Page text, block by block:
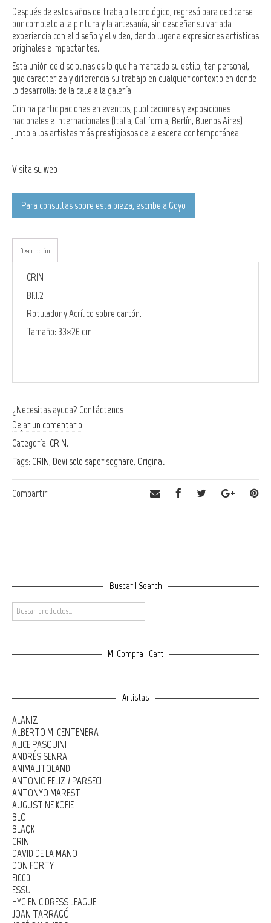
Después de estos años de trabajo tecnológico, regresó para dedicarse
por completo a la pintura y la artesanía, sin desdeñar su variada
experiencia con el diseño y el video, dando lugar a expresiones artísticas
originales e impactantes.
Esta unión de disciplinas es lo que ha marcado su estilo, tan personal,
que caracteriza y diferencia su trabajo en cualquier contexto en donde
lo desarrolla: de la calle a la galería.
Crin ha participaciones en eventos, publicaciones y exposiciones
nacionales e internacionales (Italia, California, Berlín, Buenos Aires)
junto a los artistas más prestigiosos de la escena contemporánea.
Visita su web
Para consultas sobre esta pieza, escribe a Goyo
Descripción
CRIN
BF.1.2
Rotulador y Acrílico sobre cartón.
Tamaño: 33×26 cm.
¿Necesitas ayuda? Contáctenos
Dejar un comentario
Categoría: CRIN.
Tags: CRIN, Devi solo saper sognare, Original.
Compartir
Buscar | Search
Mi Compra | Cart
Artistas
ALANIZ
ALBERTO M. CENTENERA
ALICE PASQUINI
ANDRÉS SENRA
ANIMALITOLAND
ANTONIO FELIZ / PARSEC!
ANTONYO MAREST
AUGUSTINE KOFIE
BLO
BLAQK
CRIN
DAVID DE LA MANO
DON FORTY
E1000
ESSU
HYGIENIC DRESS LEAGUE
JOAN TARRAGÓ